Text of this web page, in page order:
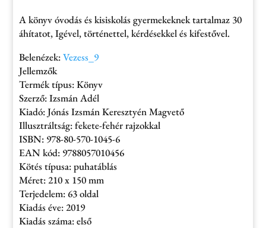
A könyv óvodás és kisiskolás gyermekeknek tartalmaz 30
áhítatot, Igével, történettel, kérdésekkel és kifestővel.
Belenézek:Vezess_9
Jellemzők
Termék típus: Könyv
Szerző: Izsmán Adél
Kiadó: Jónás Izsmán Keresztyén Magvető
Illusztráltság: fekete-fehér rajzokkal
ISBN: 978-80-570-1045-6
EAN kód: 9788057010456
Kötés típusa: puhatáblás
Méret: 210 x 150 mm
Terjedelem: 63 oldal
Kiadás éve: 2019
Kiadás száma: első